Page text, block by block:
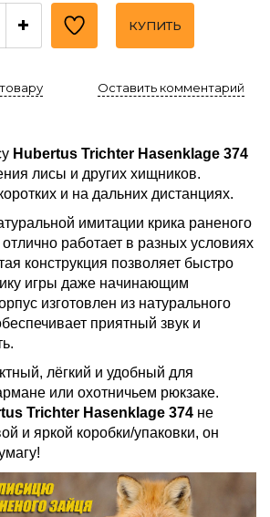
+ КУПИТЬ
Оставить комментарий
Hubertus Trichter Hasenklage 374
лисы и других хищников.
и на дальних дистанциях.
имитации крика раненого
работает в разных условиях
конструкция позволяет быстро
игры даже начинающим
изготовлен из натурального
приятный звук и
лёгкий и удобный для
или охотничьем рюкзаке.
Trichter Hasenklage 374 не
и яркой коробки/упаковки, он